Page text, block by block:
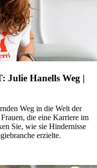
Julie Hanells Weg |
Weg in die Welt der
die eine Karriere im
Sie, wie sie Hindernisse
erzielte.